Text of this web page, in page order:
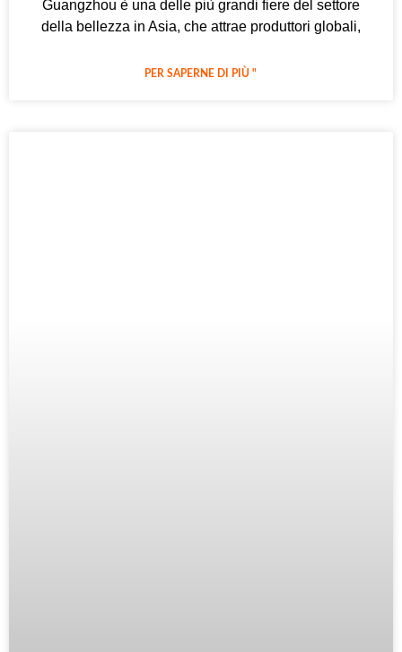
Guangzhou è una delle più grandi fiere del settore
della bellezza in Asia, che attrae produttori globali,
PER SAPERNE DI PIÙ "